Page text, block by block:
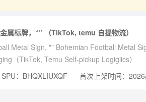
属标牌，“” （TikTok, temu 自提物流）
Metal Sign, "" Bohemian Football Metal
（TikTok, Temu Self-pickup Logigiics）
SPU：BHQXLIUXQF 首次上架时间：